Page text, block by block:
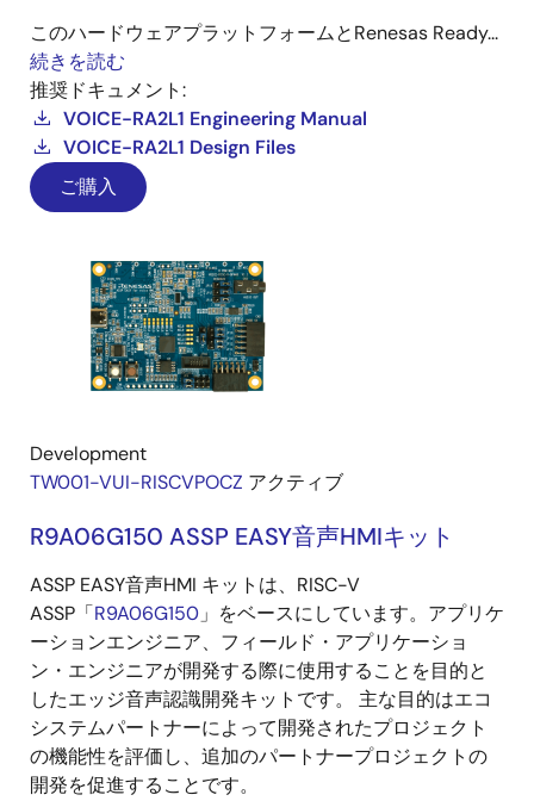
このハードウェアプラットフォームとRenesas Ready...
続きを読む
推奨ドキュメント:
VOICE-RA2L1 Engineering Manual
VOICE-RA2L1 Design Files
ご購入
Development
TW001-VUI-RISCVPOCZ アクティブ
R9A06G150 ASSP EASY音声HMIキット
ASSP EASY音声HMI キットは、RISC-V
ASSP「R9A06G150」をベースにしています。アプリケ
ーションエンジニア、フィールド・アプリケーショ
ン・エンジニアが開発する際に使用することを目的と
したエッジ音声認識開発キットです。 主な目的はエコ
システムパートナーによって開発されたプロジェクト
の機能性を評価し、追加のパートナープロジェクトの
開発を促進することです。